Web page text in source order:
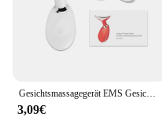
3,09€